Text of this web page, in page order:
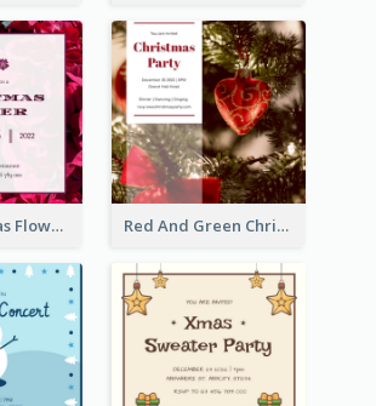
Red Christmas Flower Christmas Dinner Invitation Red And Green Christmas Tree Christmas Party Invitation